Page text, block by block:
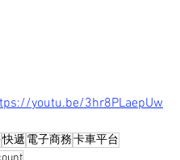
youtu.be/3hr8PLaepUw
快遞 電子商務卡車平台